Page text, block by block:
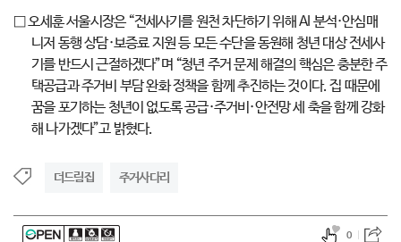
□ 오세훈 서울시장은 “전세사기를 원천 차단하기 위해 AI 분석·안심매
니저 동행 상담·보증료 지원 등 모든 수단을 동원해 청년 대상 전세사
기를 반드시 근절하겠다”며 “청년 주거 문제 해결의 핵심은 충분한 주
택공급과 주거비 부담 완화 정책을 함께 추진하는 것이다. 집 때문에
꿈을 포기하는 청년이 없도록 공급·주거비·안전망 세 축을 함께 강화
해 나가겠다”고 밝혔다.
더드림집 주거사다리
0